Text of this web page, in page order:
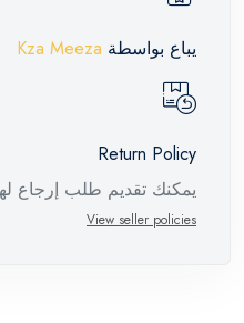
يباع بواسطة Kza Meeza
Return Policy
يمكنك تقديم طلب إرجاع
View seller policies